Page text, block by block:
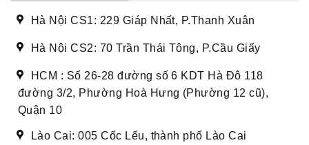
Hà Nội CS1: 229 Giáp Nhất, P.Thanh Xuân
Hà Nội CS2: 70 Trần Thái Tông, P.Cầu Giấy
HCM : Số 26-28 đường số 6 KDT Hà Đô 118
đường 3/2, Phường Hoà Hưng (Phường 12 cũ),
Quận 10
Lào Cai: 005 Cốc Lếu, thành phố Lào Cai